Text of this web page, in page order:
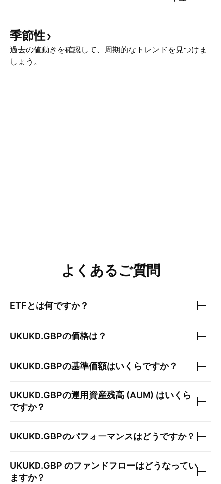
季節性
過去の値動きを確認して、周期的なトレンドを見つけま
しょう。
よくあるご質問
ETFとは何ですか？
UKUKD.GBPの価格は？
UKUKD.GBPの基準価額はいくらですか？
UKUKD.GBPの運用資産残高 (AUM) はいくら
ですか？
UKUKD.GBPのパフォーマンスはどうですか？
UKUKD.GBP のファンドフローはどうなってい
ますか？